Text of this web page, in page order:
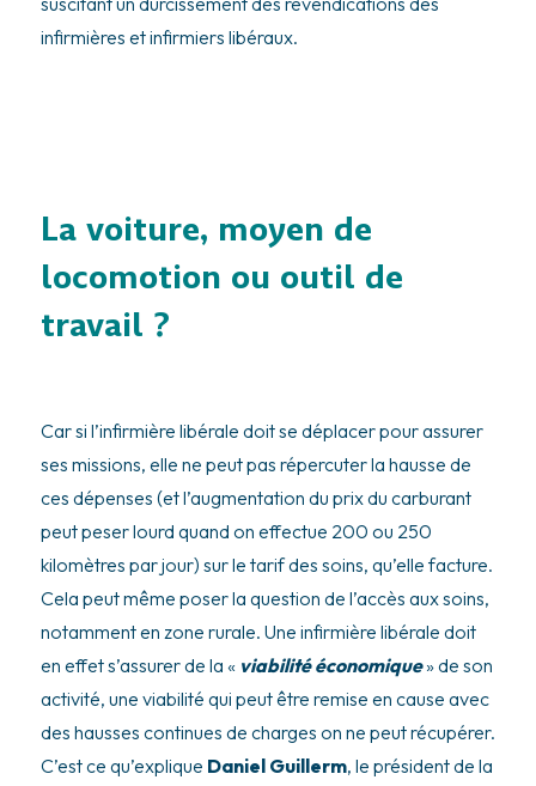
infirmières et infirmiers libéraux.
La voiture, moyen de
locomotion ou outil de
travail ?
Car si l’infirmière libérale doit se déplacer pour assurer
ses missions, elle ne peut pas répercuter la hausse de
ces dépenses (et l’augmentation du prix du carburant
peut peser lourd quand on effectue 200 ou 250
kilomètres par jour) sur le tarif des soins, qu’elle facture.
Cela peut même poser la question de l’accès aux soins,
notamment en zone rurale. Une infirmière libérale doit
en effet s’assurer de la « viabilité économique» de son
activité, une viabilité qui peut être remise en cause avec
des hausses continues de charges on ne peut récupérer.
C’est ce qu’explique Daniel Guillerm, le président de la